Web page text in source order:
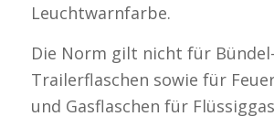
Leuchtwarnfarbe.
Die Norm gilt nicht für
Trailerflaschen sowie für
und Gasflaschen für